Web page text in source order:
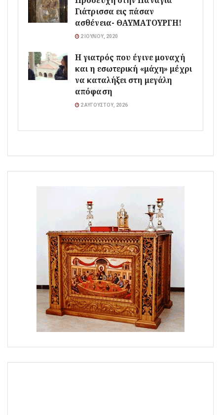
Γιάτρισσα εις πάσαν
ασθένεια- ΘΑΥΜΑΤΟΥΡΓΗ!
2 ΙΟΥΛΊΟΥ, 2020
Η γιατρός που έγινε μοναχή
και η εσωτερική «μάχη» μέχρι
να καταλήξει στη μεγάλη
απόφαση
2 ΑΥΓΟΎΣΤΟΥ, 2026